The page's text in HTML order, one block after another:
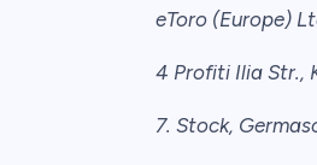
eToro (Europe)
4 Profiti Ilia Str.,
7. Stock,